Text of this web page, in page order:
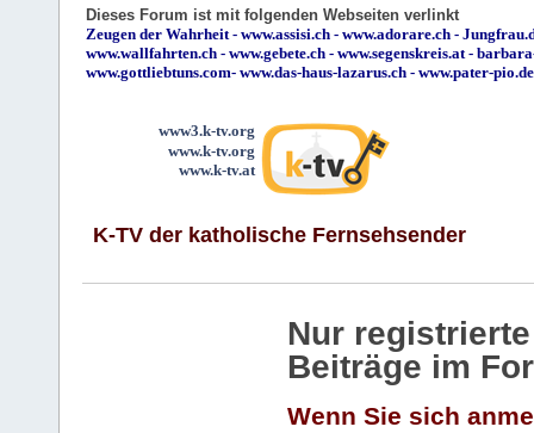
Dieses Forum ist mit folgenden Webseiten verlinkt
Zeugen der Wahrheit- www.assisi.ch - www.adorare.ch -
www.wallfahrten.ch - www.gebete.ch - www.segenskreis.at-
www.gottliebtuns.com- www.das-haus-lazarus.ch - www.pater-pio.de
www3.k-tv.org
www.k-tv.org
www.k-tv.at
K-TV der katholische Fernsehsender
Nur
Beiträge im
Wenn Sie sich